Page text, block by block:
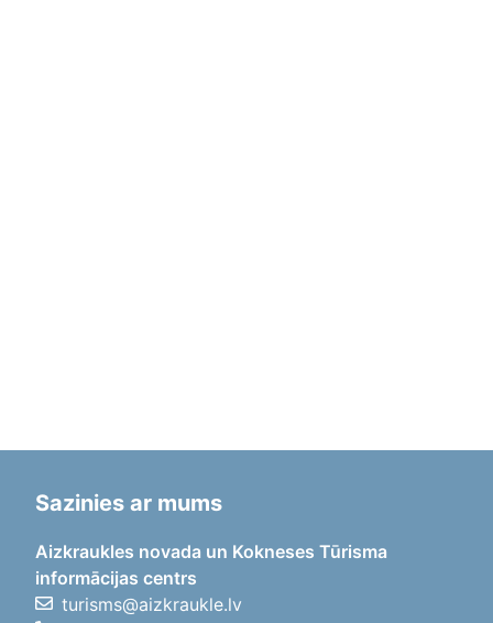
Sazinies ar mums
Aizkraukles novada un Kokneses Tūrisma
informācijas centrs
turisms@aizkraukle.lv